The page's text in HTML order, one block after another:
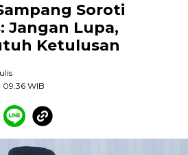
Soroti
Jangan Lupa,
Ketulusan
09:36 WIB